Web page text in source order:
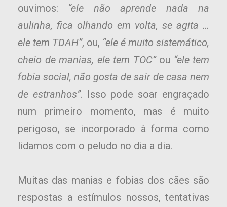
ouvimos: “ele não aprende nada na
aulinha, fica olhando em volta, se agita …
ele tem TDAH”, ou, “ele é muito sistemático,
cheio de manias, ele tem TOC”ou “ele tem
fobia social, não gosta de sair de casa nem
de estranhos”. Isso pode soar engraçado
num primeiro momento, mas é muito
perigoso, se incorporado à forma como
lidamos com o peludo no dia a dia.
Muitas das manias e fobias dos cães são
respostas a estímulos nossos, tentativas